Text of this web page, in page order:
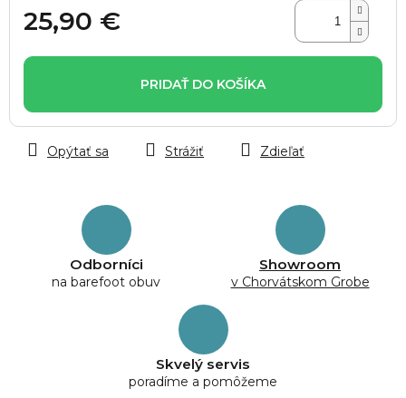
25,90 €
cena:
PRIDAŤ DO KOŠÍKA
Odborníci
na barefoot obuv
Showroom
v Chorvátskom Grobe
Skvelý servis
poradíme a pomôžeme
Opýtať sa Strážiť Zdieľať